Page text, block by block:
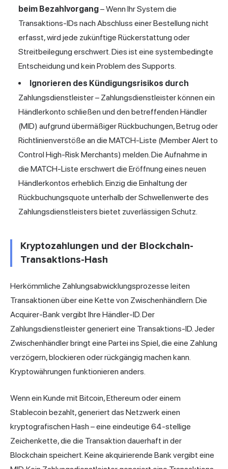
beim Bezahlvorgang– Wenn Ihr System die
Transaktions-IDs nach Abschluss einer Bestellung nicht
erfasst, wird jede zukünftige Rückerstattung oder
Streitbeilegung erschwert. Dies ist eine systembedingte
Entscheidung und kein Problem des Supports.
Ignorieren des Kündigungsrisikos durch
Zahlungsdienstleister – Zahlungsdienstleister können ein
Händlerkonto schließen und den betreffenden Händler
(MID) aufgrund übermäßiger Rückbuchungen, Betrug oder
Richtlinienverstöße an die MATCH-Liste (Member Alert to
Control High-Risk Merchants) melden. Die Aufnahme in
die MATCH-Liste erschwert die Eröffnung eines neuen
Händlerkontos erheblich. Einzig die Einhaltung der
Rückbuchungsquote unterhalb der Schwellenwerte des
Zahlungsdienstleisters bietet zuverlässigen Schutz.
Kryptozahlungen und der Blockchain-
Transaktions-Hash
Herkömmliche Zahlungsabwicklungsprozesse leiten
Transaktionen über eine Kette von Zwischenhändlern. Die
Acquirer-Bank vergibt Ihre Händler-ID. Der
Zahlungsdienstleister generiert eine Transaktions-ID. Jeder
Zwischenhändler bringt eine Partei ins Spiel, die eine Zahlung
verzögern, blockieren oder rückgängig machen kann.
Kryptowährungen funktionieren anders.
Wenn ein Kunde mit Bitcoin, Ethereum oder einem
Stablecoin bezahlt, generiert das Netzwerk einen
kryptografischen Hash – eine eindeutige 64-stellige
Zeichenkette, die die Transaktion dauerhaft in der
Blockchain speichert. Keine akquirierende Bank vergibt eine